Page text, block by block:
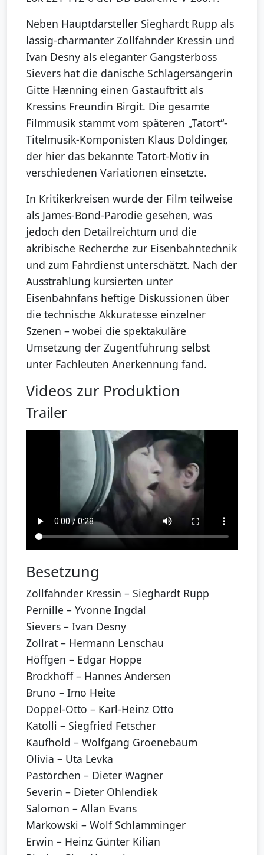
Neben Hauptdarsteller Sieghardt Rupp als
lässig-charmanter Zollfahnder Kressin und
Ivan Desny als eleganter Gangsterboss
Sievers hat die dänische Schlagersängerin
Gitte Hænning einen Gastauftritt als
Kressins Freundin Birgit. Die gesamte
Filmmusik stammt vom späteren „Tatort“-
Titelmusik-Komponisten Klaus Doldinger,
der hier das bekannte Tatort-Motiv in
verschiedenen Variationen einsetzte.
In Kritikerkreisen wurde der Film teilweise
als James-Bond-Parodie gesehen, was
jedoch den Detailreichtum und die
akribische Recherche zur Eisenbahntechnik
und zum Fahrdienst unterschätzt. Nach der
Ausstrahlung kursierten unter
Eisenbahnfans heftige Diskussionen über
die technische Akkuratesse einzelner
Szenen – wobei die spektakuläre
Umsetzung der Zugentführung selbst
unter Fachleuten Anerkennung fand.
Videos zur Produktion
Trailer
Besetzung
Zollfahnder Kressin – Sieghardt Rupp
Pernille – Yvonne Ingdal
Sievers – Ivan Desny
Zollrat – Hermann Lenschau
Höffgen – Edgar Hoppe
Brockhoff – Hannes Andersen
Bruno – Imo Heite
Doppel-Otto – Karl-Heinz Otto
Katolli – Siegfried Fetscher
Kaufhold – Wolfgang Groenebaum
Olivia – Uta Levka
Pastörchen – Dieter Wagner
Severin – Dieter Ohlendiek
Salomon – Allan Evans
Markowski – Wolf Schlamminger
Erwin – Heinz Günter Kilian